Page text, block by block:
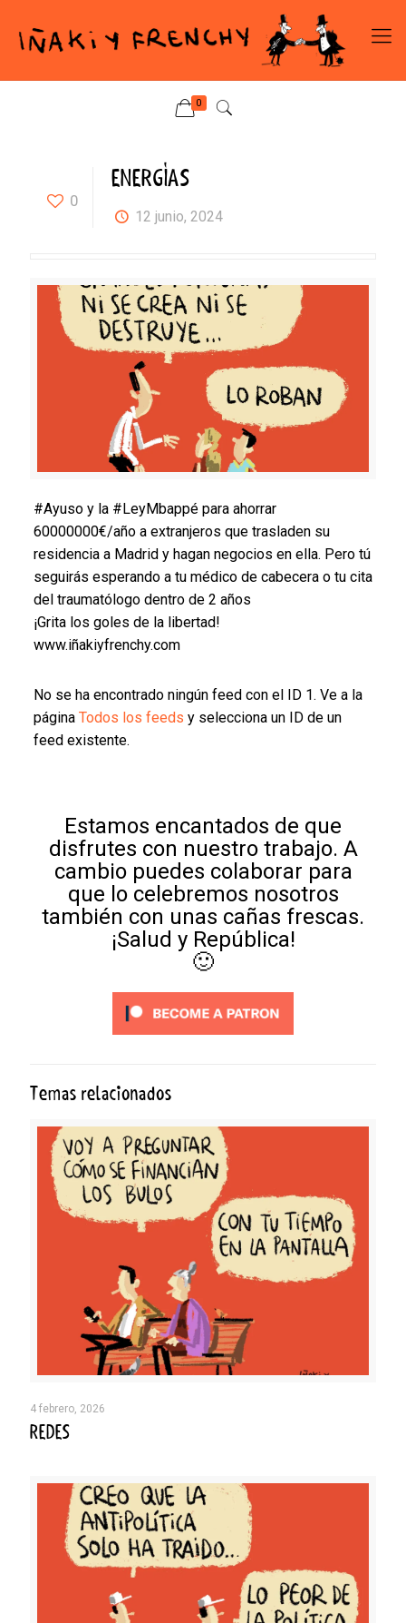
0
0
ENERGÍAS
12 junio, 2024
#Ayuso y la #LeyMbappé para ahorrar
60000000€/año a extranjeros que trasladen su
residencia a Madrid y hagan negocios en ella. Pero tú
seguirás esperando a tu médico de cabecera o tu cita
del traumatólogo dentro de 2 años
¡Grita los goles de la libertad!
www.iñakiyfrenchy.com
No se ha encontrado ningún feed con el ID 1. Ve a la
página Todos los feeds y selecciona un ID de un
feed existente.
Estamos encantados de que
disfrutes con nuestro trabajo. A
cambio puedes colaborar para
que lo celebremos nosotros
también con unas cañas frescas.
¡Salud y República!
🙂
Temas relacionados
4 febrero, 2026
REDES